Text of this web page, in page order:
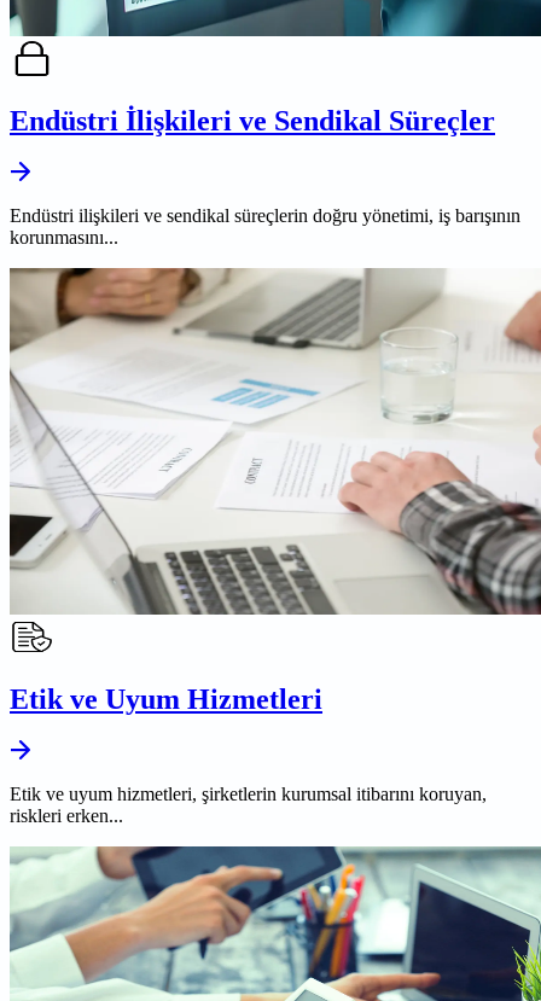
Endüstri İlişkileri ve Sendikal Süreçler
Endüstri ilişkileri ve sendikal süreçlerin doğru yönetimi, iş barışının
korunmasını...
Etik ve Uyum Hizmetleri
Etik ve uyum hizmetleri, şirketlerin kurumsal itibarını koruyan,
riskleri erken...